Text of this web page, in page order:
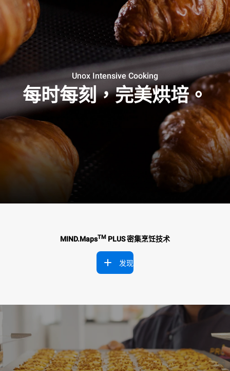
Unox Intensive Cooking
每时每刻，完美烘培。
MIND.MapsTM PLUS 密集烹饪技术
发现